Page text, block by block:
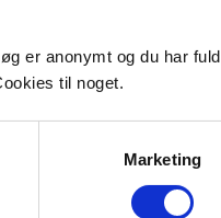
er anonymt og du har fuld
til noget.
Marketing